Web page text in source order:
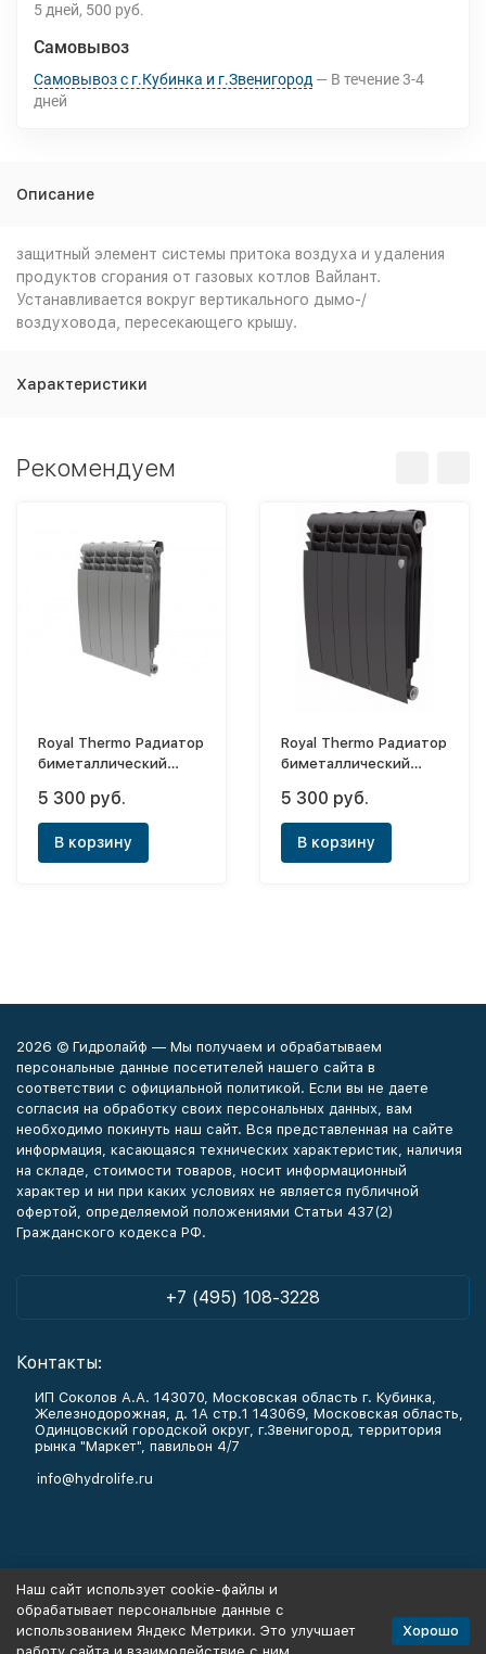
5 дней 500 руб.
Самовывоз
Самовывоз с г.Кубинка и г.Звенигород В течение3-4
дней
Описание
защитный элемент системы притока воздуха и удаления
продуктов сгорания от газовых котлов Вайлант.
Устанавливается вокруг вертикального дымо-/
воздуховода, пересекающего крышу.
Характеристики
Рекомендуем
Royal Thermo Радиатор
биметаллический
500х4 (боковое)
5 300 руб.
В корзину
Royal Thermo Радиатор
биметаллический
(боковое)
5 300 руб.
В корзину
2026 © Гидролайф — Мы получаем и обрабатываем
персональные данные посетителей нашего сайта в
соответствии с официальной политикой. Если вы не даете
согласия на обработку своих персональных данных, вам
необходимо покинуть наш сайт. Вся представленная на сайте
информация, касающаяся технических характеристик, наличия
на складе, стоимости товаров, носит информационный
характер и ни при каких условиях не является публичной
офертой, определяемой положениями Статьи 437(2)
Гражданского кодекса РФ.
+7 (495) 108-3228
Контакты:
ИП Соколов А.А. 143070, Московская область г. Кубинка,
Железнодорожная, д. 1А стр.1 143069, Московская область,
Одинцовский городской округ, г.Звенигород, территория
рынка "Маркет", павильон 4/7
info@hydrolife.ru
Информация
Наш сайт использует cookie-файлы и
обрабатывает персональные данные с
использованием Яндекс Метрики. Это улучшает
Хорошо